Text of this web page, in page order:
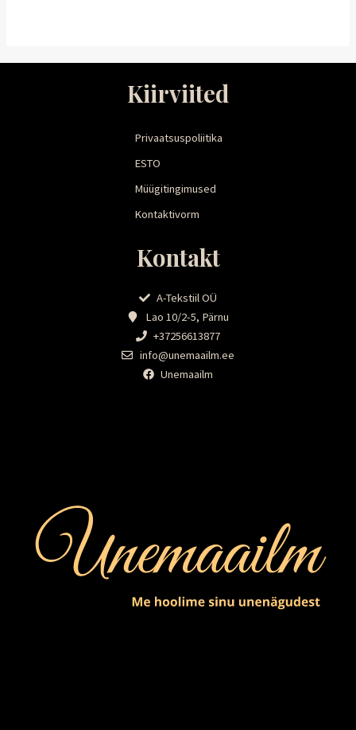
Kiirviited
Privaatsuspoliitika
ESTO
Müügitingimused
Kontaktivorm
Kontakt
A-Tekstiil OÜ
Lao 10/2-5, Pärnu
+37256613877
info@unemaailm.ee
Unemaailm